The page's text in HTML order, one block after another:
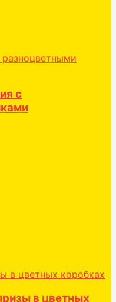
с
в цветных коробках
в цветных